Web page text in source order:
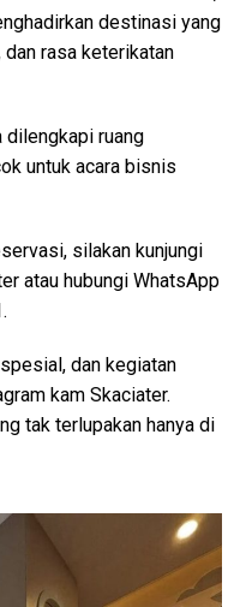
destinasi yang
dan rasa keterikatan
dilengkapi ruang
untuk acara bisnis
silakan kunjungi
atau hubungi WhatsApp
dan kegiatan
kam Skaciater.
tak terlupakan hanya di